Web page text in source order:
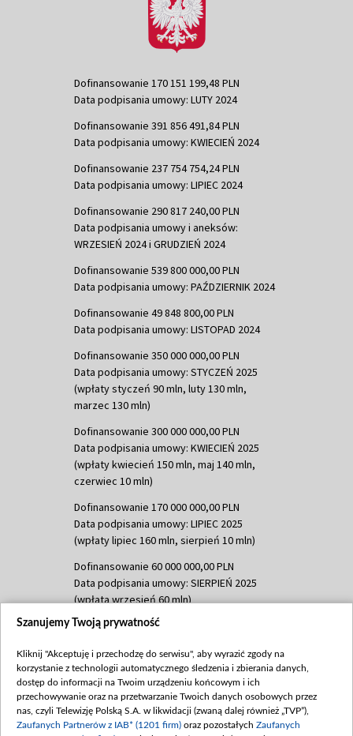
Dofinansowanie 170 151 199,48 PLN
Data podpisania umowy: LUTY 2024
Dofinansowanie 391 856 491,84 PLN
Data podpisania umowy: KWIECIEŃ 2024
Dofinansowanie 237 754 754,24 PLN
Data podpisania umowy: LIPIEC 2024
Dofinansowanie 290 817 240,00 PLN
Data podpisania umowy i aneksów:
WRZESIEŃ 2024 i GRUDZIEŃ 2024
Dofinansowanie 539 800 000,00 PLN
Data podpisania umowy: PAŹDZIERNIK 2024
Dofinansowanie 49 848 800,00 PLN
Data podpisania umowy: LISTOPAD 2024
Dofinansowanie 350 000 000,00 PLN
Data podpisania umowy: STYCZEŃ 2025
(wpłaty styczeń 90 mln, luty 130 mln,
marzec 130 mln)
Dofinansowanie 300 000 000,00 PLN
Data podpisania umowy: KWIECIEŃ 2025
(wpłaty kwiecień 150 mln, maj 140 mln,
czerwiec 10 mln)
Dofinansowanie 170 000 000,00 PLN
Data podpisania umowy: LIPIEC 2025
(wpłaty lipiec 160 mln, sierpień 10 mln)
Dofinansowanie 60 000 000,00 PLN
Data podpisania umowy: SIERPIEŃ 2025
(wpłata wrzesień 60 mln)
Dofinansowanie 635 783 051,21 PLN
(wpłata wrzesień 100 mln, październik 350
mln, listopad 265 mln)
Dofinansowanie 48 862 000,00 PLN
Data podpisania umowy: GRUDZIEŃ 2025
Szanujemy Twoją prywatność
Kliknij "Akceptuję i przechodzę do serwisu", aby wyrazić zgody na
korzystanie z technologii automatycznego śledzenia i zbierania danych,
dostęp do informacji na Twoim urządzeniu końcowym i ich
przechowywanie oraz na przetwarzanie Twoich danych osobowych przez
nas, czyli Telewizję Polską S.A. w likwidacji (zwaną dalej również „TVP”),
Zaufanych Partnerów z IAB* (1201 firm) oraz pozostałych Zaufanych